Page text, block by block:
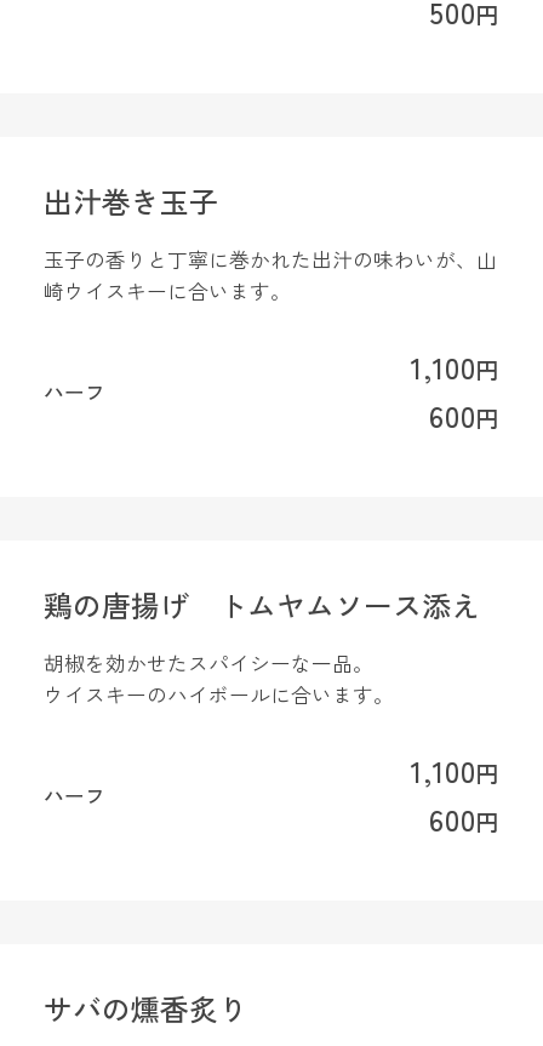
500円
1,100円
ハーフ
600円
出汁巻き玉子
玉子の香りと丁寧に巻かれた出汁の味わいが、山
崎ウイスキーに合います。
1,100円
ハーフ
600円
鶏の唐揚げ トムヤムソース添え
胡椒を効かせたスパイシーな一品。
ウイスキーのハイボールに合います。
サバの燻香炙り